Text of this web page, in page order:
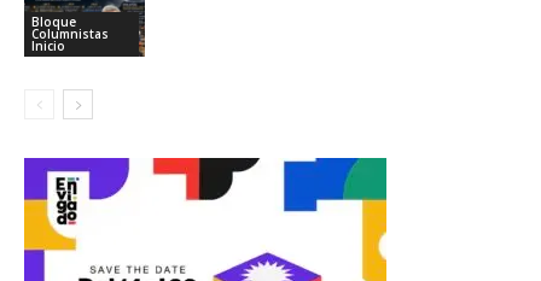
Bloque
Columnistas
Inicio